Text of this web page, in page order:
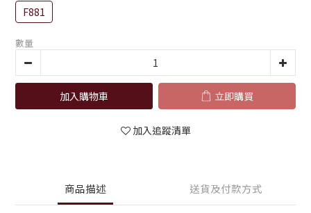
F881
數量
加入購物車 立即購買
加入追蹤清單
商品描述 送貨及付款方式